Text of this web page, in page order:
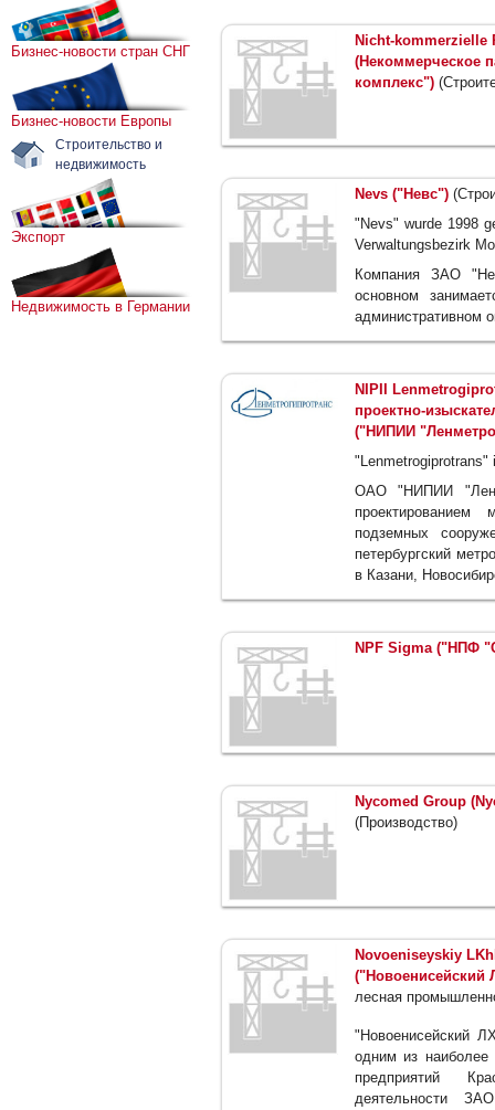
Бизнес-новости стран СНГ
Бизнес-новости Европы
Строительство и
недвижимость
Экспорт
Недвижимость в Германии
Nicht-kommerzielle
(Некоммерческое
комплекс")
Nevs ("Невс")
"Nevs" wurde 1998
Verwaltungsbezirk
Компания ЗАО
основном
административном
NIPII
проектно-
("НИПИИ
ОАО "НИПИИ
подземных
петербургский
в Казани,
NPF Sigma ("НПФ
Nycomed Group
(Производство)
Novoeniseyskiy
("Новоенисейский
лесная
"Новоенисейский
одним из наиболее
предприятий
деятельности